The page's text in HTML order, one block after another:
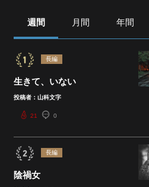
週間 月間 年間
長編
生きて、いない
投稿者：山科文字
21 0
長編
陰禍女